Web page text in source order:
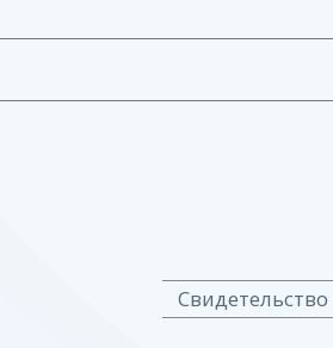
Свидетельство